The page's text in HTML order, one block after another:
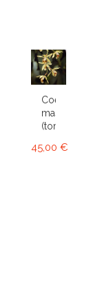
Coelogyne
massangeana
(tomentosa)
45,00 €